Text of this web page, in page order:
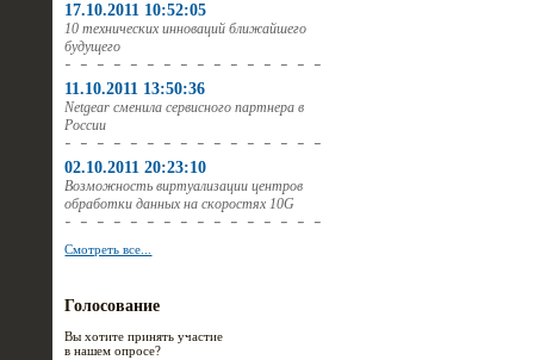
17.10.2011 10:52:05
10 технических инноваций ближайшего
будущего
11.10.2011 13:50:36
Netgear сменила сервисного партнера в
России
02.10.2011 20:23:10
Возможность виртуализации центров
обработки данных на скоростях 10G
Смотреть все...
Голосование
Вы хотите принять участие
в нашем опросе?